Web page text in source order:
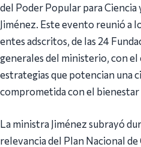
del Poder Popular para
Jiménez. Este evento reunió a
entes adscritos, de las 24
generales del ministerio, con
estrategias que potencian una
comprometida con el bienestar
La ministra Jiménez subrayó
relevancia del Plan Nacional de